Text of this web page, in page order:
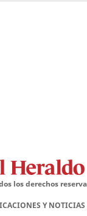
los derechos
Y NOTICIAS